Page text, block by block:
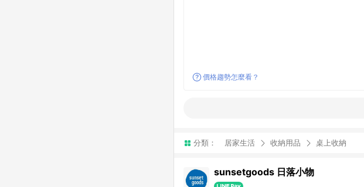
價格趨勢怎麼看？
分類： 居家生活 收納用品 桌上收納
sunsetgoods 日落小物